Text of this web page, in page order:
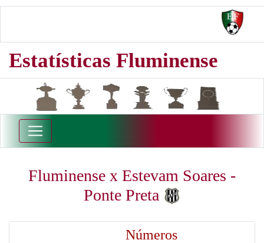
Estatísticas Fluminense
Fluminense x Estevam Soares -
Ponte Preta
Números